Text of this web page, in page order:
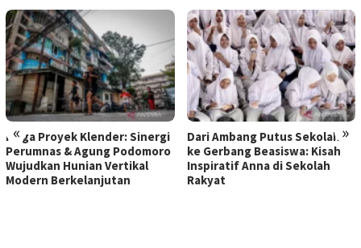
« »
Mega Proyek Klender: Sinergi
Perumnas & Agung Podomoro
Wujudkan Hunian Vertikal
Modern Berkelanjutan
Dari Ambang Putus Sekolah
ke Gerbang Beasiswa: Kisah
Inspiratif Anna di Sekolah
Rakyat